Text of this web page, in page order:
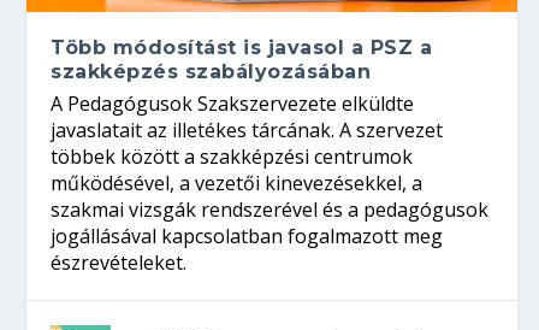
Több módosítást is javasol a PSZ a
szakképzés szabályozásában
A Pedagógusok Szakszervezete elküldte
javaslatait az illetékes tárcának. A szervezet
többek között a szakképzési centrumok
működésével, a vezetői kinevezésekkel, a
szakmai vizsgák rendszerével és a pedagógusok
jogállásával kapcsolatban fogalmazott meg
észrevételeket.